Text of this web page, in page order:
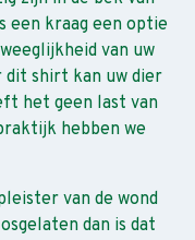
een kraag een optie
van uw
dit shirt kan uw dier
het geen last van
hebben we
van de wond
dan is dat